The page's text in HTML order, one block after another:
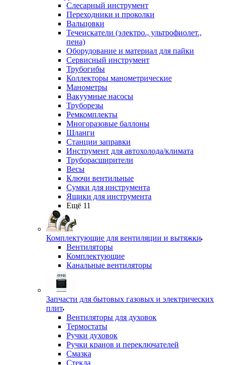
Слесарный инструмент
Переходники и проколки
Вальцовки
Течеискатели (электро., ультрофиолет.,
пена)
Оборудование и материал для пайки
Сервисный инструмент
Трубогибы
Коллекторы манометрические
Манометры
Вакуумные насосы
Труборезы
Ремкомплекты
Многоразовые баллоны
Шланги
Станции заправки
Инструмент для автохолода/климата
Труборасширители
Весы
Ключи вентильные
Сумки для инструмента
Ящики для инструмента
Ещё 11
Комплектующие для вентиляции и вытяжки
Вентиляторы
Комплектующие
Канальные вентиляторы
Запчасти для бытовых газовых и электрических
плит
Вентиляторы для духовок
Термостаты
Ручки духовок
Ручки кранов и переключателей
Смазка
Стекла